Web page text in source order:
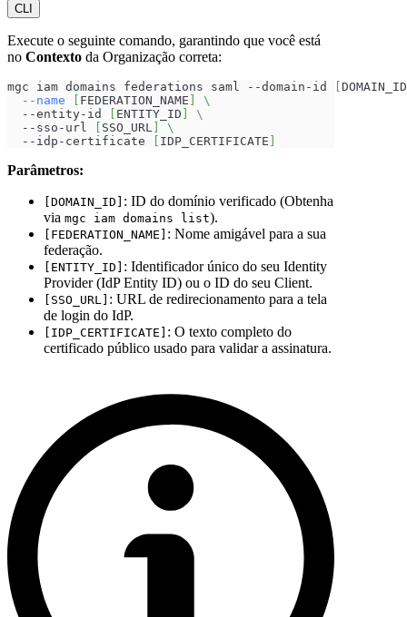
CLI
Execute o seguinte comando, garantindo que você está
no Contexto da Organização correta:
mgc iam domains federations saml --domain-id
DOMAIN_ID
--name
FEDERATION_NAME
\
  --entity-id
ENTITY_ID
\
  --sso-url
SSO_URL
\
  --idp-certificate
IDP_CERTIFICATE
Parâmetros:
[DOMAIN_ID] : ID do domínio verificado (Obtenha
via mgc iam domains list).
[FEDERATION_NAME] : Nome amigável para a sua
federação.
[ENTITY_ID] : Identificador único do seu Identity
Provider (IdP Entity ID) ou o ID do seu Client.
[SSO_URL] : URL de redirecionamento para a tela
de login do IdP.
[IDP_CERTIFICATE] : O texto completo do
certificado público usado para validar a assinatura.